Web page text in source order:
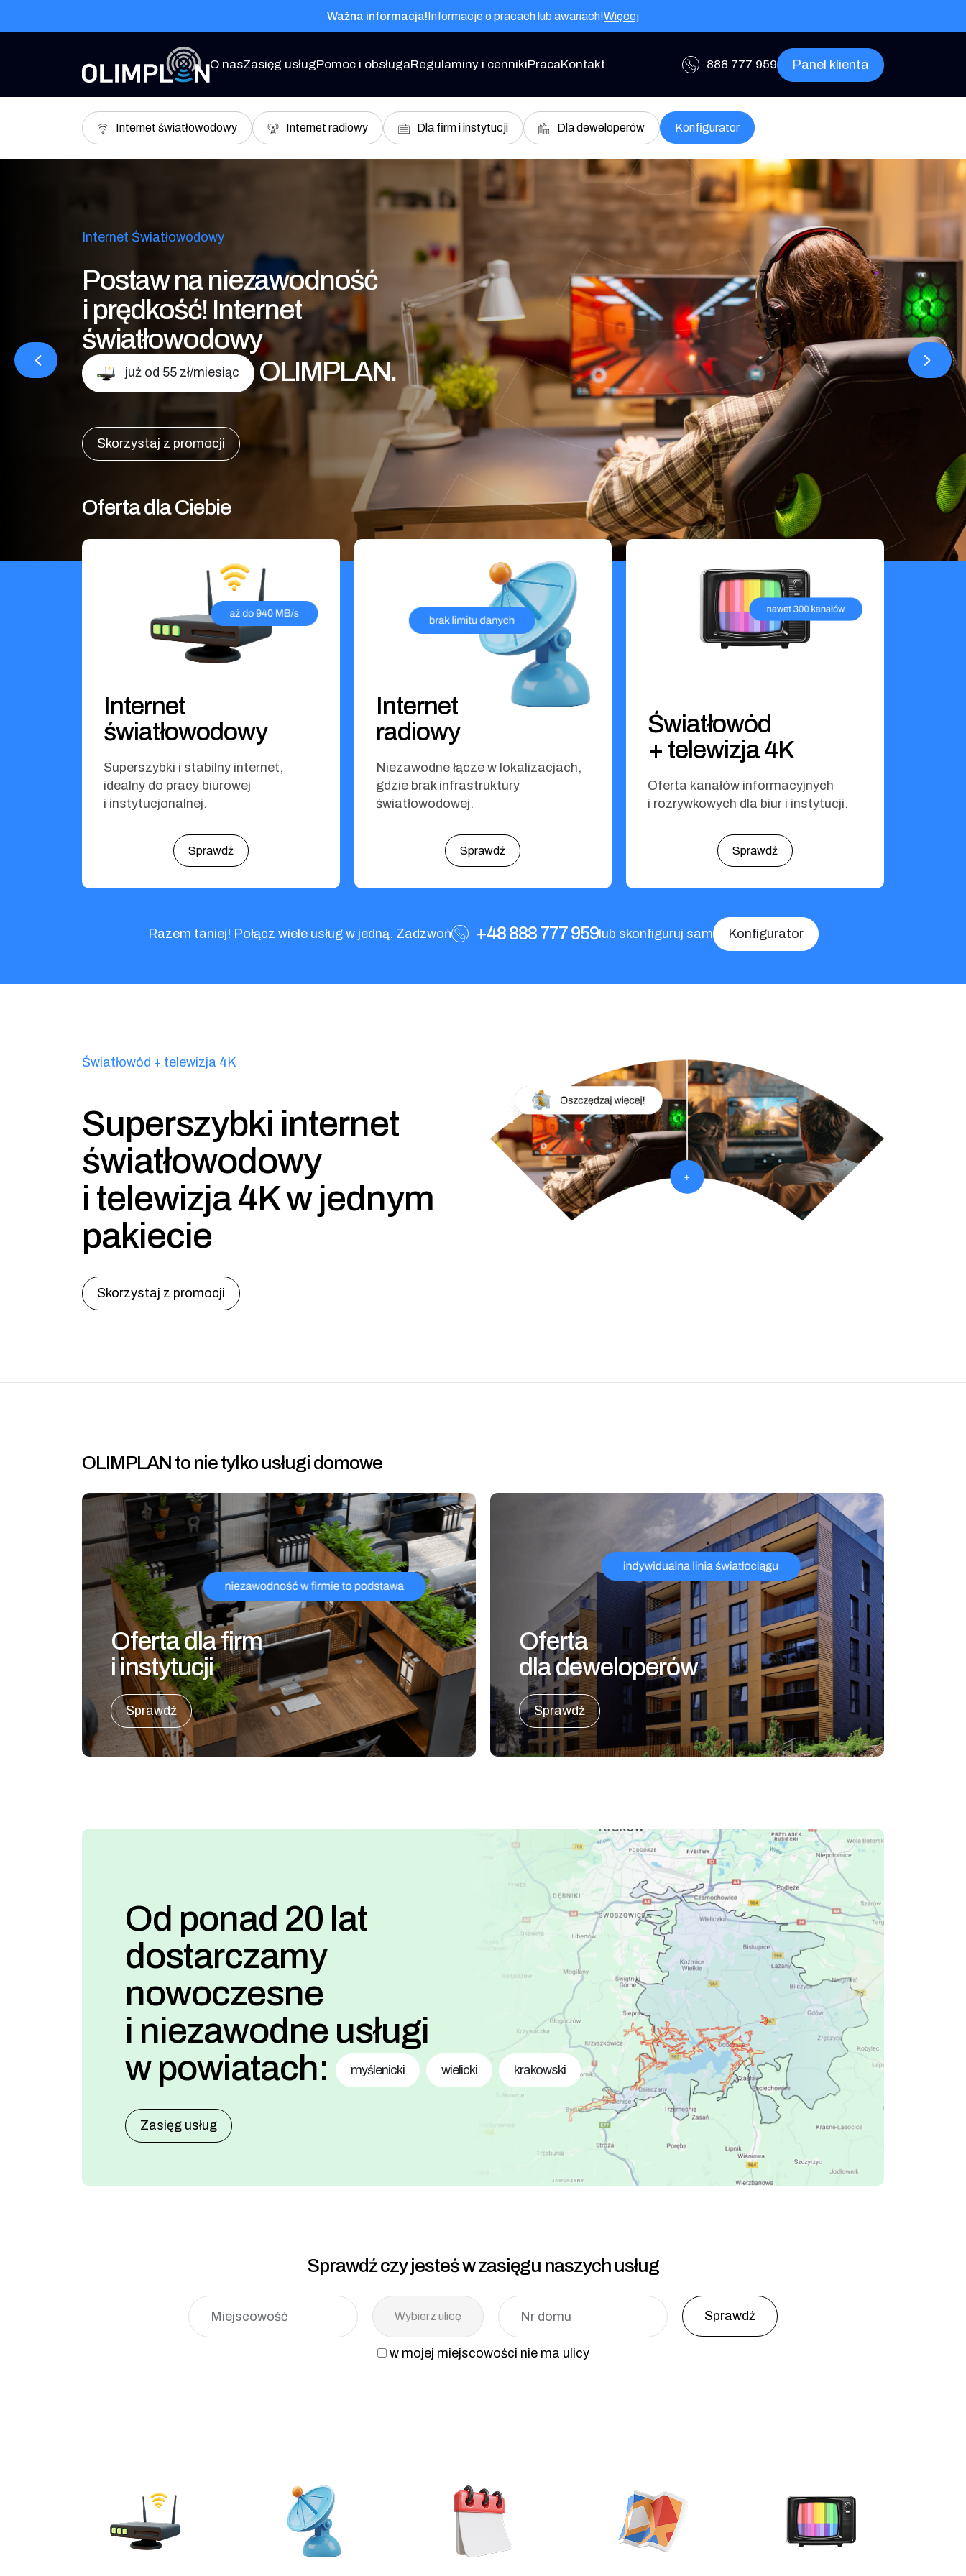
Ważna informacja!Informacje o pracach lub awariach!Więcej
O nasZasięg usługPomoc i obsługaRegulaminy i cennikiPracaKontakt 888 777 959 Panel klienta
Internet światłowodowy Internet radiowy Dla firm i instytucji Dla deweloperów Konfigurator
Internet Światłowodowy
Postaw na niezawodność
i prędkość! Internet
światłowodowy
już od 55 zł/miesiąc OLIMPLAN.
Skorzystaj z promocji
Oferta dla Ciebie
Internet
światłowodowy
Superszybki i stabilny internet,
idealny do pracy biurowej
i instytucjonalnej.
Sprawdź
Internet
radiowy
Niezawodne łącze w lokalizacjach,
gdzie brak infrastruktury
światłowodowej.
Sprawdź
Światłowód
+ telewizja 4K
Oferta kanałów informacyjnych
i rozrywkowych dla biur i instytucji.
Sprawdź
Razem taniej! Połącz wiele usług w jedną. Zadzwoń +48 888 777 959lub skonfiguruj sam Konfigurator
Światłowód + telewizja 4K
Superszybki internet
światłowodowy
i telewizja 4K w jednym
pakiecie
Skorzystaj z promocji
OLIMPLAN to nie tylko usługi domowe
Oferta dla firm
i instytucji
Sprawdź
Oferta
dla deweloperów
Sprawdź
Od ponad 20 lat
dostarczamy
nowoczesne
i niezawodne usługi
w powiatach:
myślenicki wielicki krakowski
Zasięg usług
Sprawdź czy jesteś w zasięgu naszych usług
Miejscowość Wybierz ulicę Nr domu Sprawdź
w mojej miejscowości nie ma ulicy